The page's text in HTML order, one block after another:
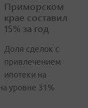
Приморском
крае составил
15% за год
Доля сделок с
привлечением
ипотеки на
уровне 31%